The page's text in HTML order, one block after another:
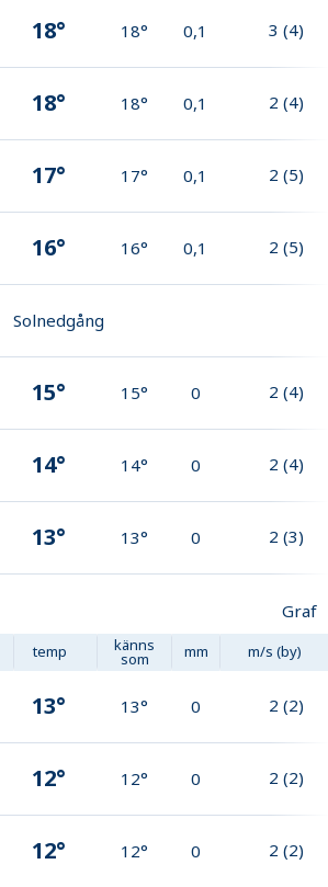
18° 18° 0,1 3 (4)
18° 18° 0,1 2 (4)
17° 17° 0,1 2 (5)
16° 16° 0,1 2 (5)
Solnedgång
15° 15° 0 2 (4)
14° 14° 0 2 (4)
13° 13° 0 2 (3)
Graf
temp känns
som mm m/s (by)
13° 13° 0 2 (2)
12° 12° 0 2 (2)
12° 12° 0 2 (2)